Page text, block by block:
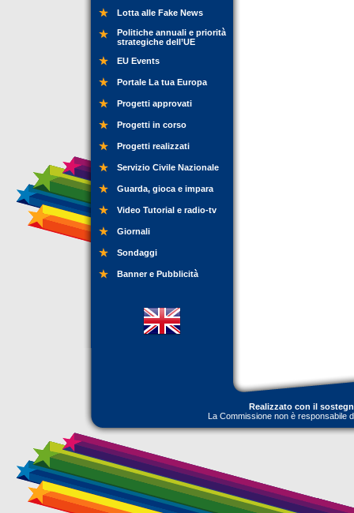
Lotta alle Fake News
Politiche annuali e priorità
strategiche dell’UE
EU Events
Portale La tua Europa
Progetti approvati
Progetti in corso
Progetti realizzati
Servizio Civile Nazionale
Guarda, gioca e impara
Video Tutorial e radio-tv
Giornali
Sondaggi
Banner e Pubblicità
Realizzato con il
La Commissione non è responsabile